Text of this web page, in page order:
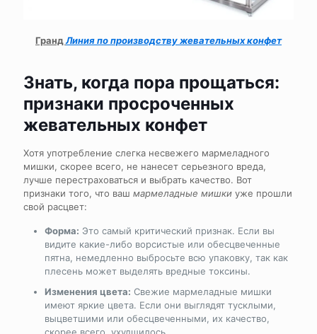
ГрандЛиния по производству жевательных конфет
Знать, когда пора прощаться:
признаки просроченных
жевательных конфет
Хотя употребление слегка несвежего мармеладного
мишки, скорее всего, не нанесет серьезного вреда,
лучше перестраховаться и выбрать качество. Вот
признаки того, что ваш мармеладные мишки уже прошли
свой расцвет:
Форма: Это самый критический признак. Если вы
видите какие-либо ворсистые или обесцвеченные
пятна, немедленно выбросьте всю упаковку, так как
плесень может выделять вредные токсины.
Изменения цвета: Свежие мармеладные мишки
имеют яркие цвета. Если они выглядят тусклыми,
выцветшими или обесцвеченными, их качество,